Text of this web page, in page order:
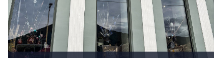
Find more